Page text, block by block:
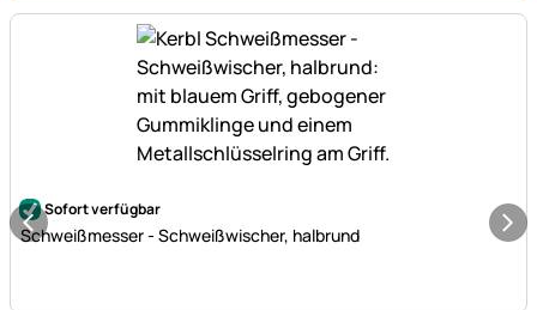
Noch keine Bewertungen abgegeben
Sofort verfügbar
Schweißmesser - Schweißwischer, halbrund